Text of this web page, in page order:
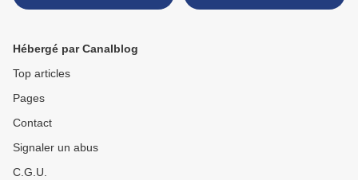
(ou comment l'année 2014
Hébergé par Canalblog
Top articles
Pages
Contact
Signaler un abus
C.G.U.